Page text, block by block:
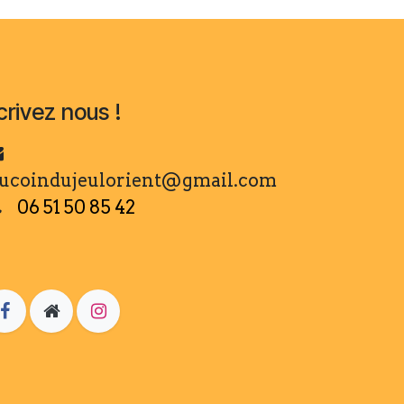
nous !
06 51 50 85 42​